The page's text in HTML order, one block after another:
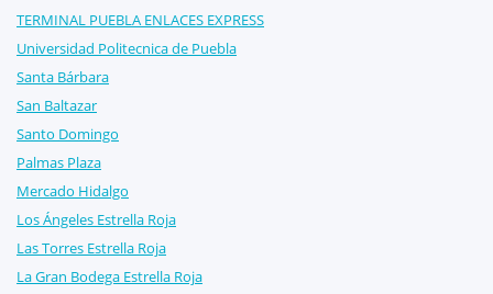
TERMINAL PUEBLA ENLACES EXPRESS
Universidad Politecnica de Puebla
Santa Bárbara
San Baltazar
Santo Domingo
Palmas Plaza
Mercado Hidalgo
Los Ángeles Estrella Roja
Las Torres Estrella Roja
La Gran Bodega Estrella Roja